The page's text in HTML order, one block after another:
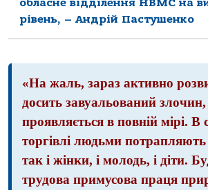
рівень, – Андрій Пастушенко
«На жаль, зараз активно
досить завуальований
проявляється в повній мірі. В
торгівлі людьми
так і жінки, і молодь, і діти.
трудова примусова праця